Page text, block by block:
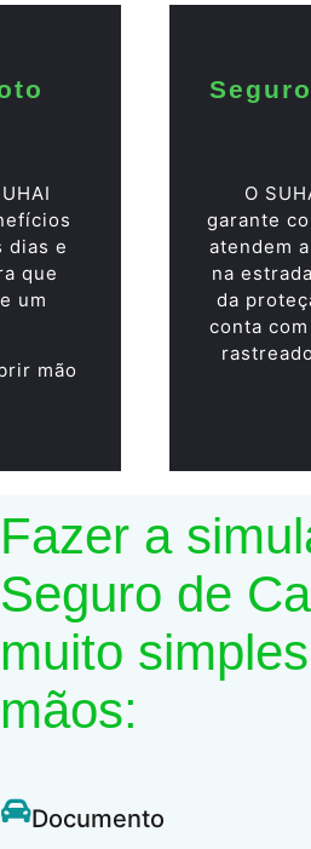
dias e
que
um
mão
O
garante
atendem
na
da
conta
Fazer a
Seguro de
muito
mãos:
Documento